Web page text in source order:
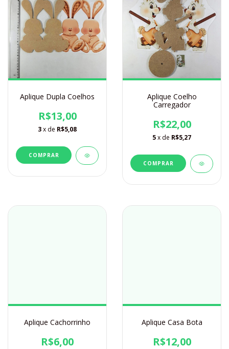
Aplique Dupla Coelhos
R$13,00
3x de R$5,08
Aplique Coelho
Carregador
R$22,00
5x de R$5,27
Aplique Cachorrinho
R$6,00
Aplique Casa Bota
R$12,00